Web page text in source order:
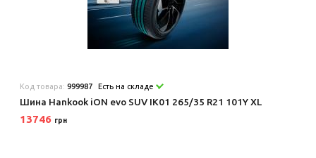
Код товара:999987 Есть на складе
Шина Hankook iON evo SUV IK01 265/35 R21 101Y XL
13746 грн